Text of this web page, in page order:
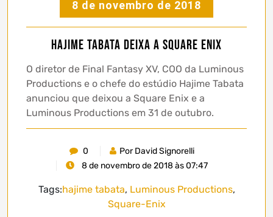
8 de novembro de 2018
Hajime Tabata deixa a Square Enix
O diretor de Final Fantasy XV, COO da Luminous
Productions e o chefe do estúdio Hajime Tabata
anunciou que deixou a Square Enix e a
Luminous Productions em 31 de outubro.
0
Por David Signorelli
8 de novembro de 2018 às 07:47
Tags:hajime tabata, Luminous Productions,
Square-Enix